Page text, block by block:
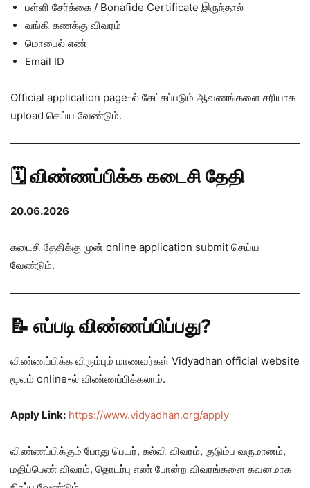
பள்ளி சேர்க்கை / Bonafide Certificate இருந்தால்
வங்கி கணக்கு விவரம்
மொபைல் எண்
Email ID
Official application page-ல் கேட்கப்படும் ஆவணங்களை சரியாக
upload செய்ய வேண்டும்.
🗓️ விண்ணப்பிக்க கடைசி தேதி
20.06.2026
கடைசி தேதிக்கு முன் online application submit செய்ய
வேண்டும்.
📝 எப்படி விண்ணப்பிப்பது?
விண்ணப்பிக்க விரும்பும் மாணவர்கள் Vidyadhan official website
மூலம் online-ல் விண்ணப்பிக்கலாம்.
Apply Link: https://www.vidyadhan.org/apply
விண்ணப்பிக்கும் போது பெயர், கல்வி விவரம், குடும்ப வருமானம்,
மதிப்பெண் விவரம், தொடர்பு எண் போன்ற விவரங்களை கவனமாக